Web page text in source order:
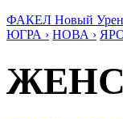
ФАКЕЛ Новый
ЮГРА › НОВА ›